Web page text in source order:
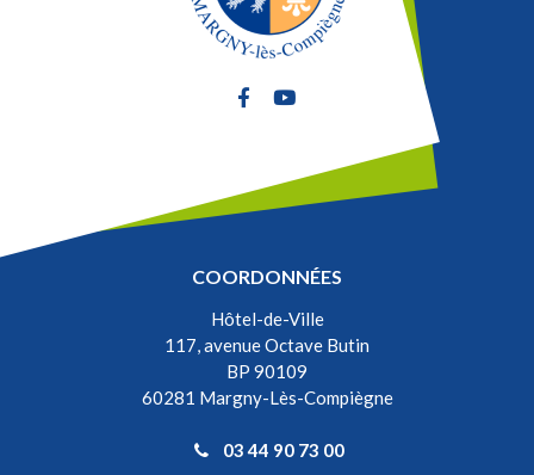
Lien vers le compte Facebook
Lien vers la chaîne Youtube
COORDONNÉES
Hôtel-de-Ville
117, avenue Octave Butin
BP 90109
60281 Margny-Lès-Compiègne
03 44 90 73 00